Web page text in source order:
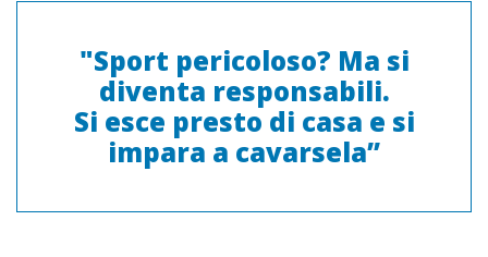
"Sport pericoloso? Ma si
diventa responsabili.
Si esce presto di casa e si
impara a cavarsela”